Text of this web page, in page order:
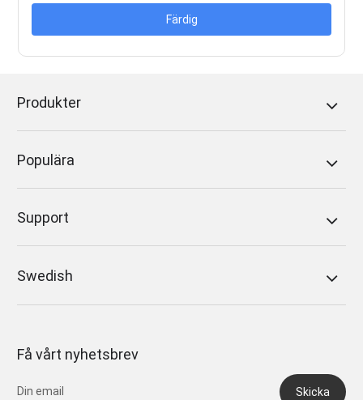
Färdig
Produkter
Populära
Support
Swedish
Få vårt nyhetsbrev
Skicka